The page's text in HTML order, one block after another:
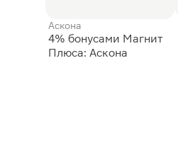
Аскона
4% бонусами Магнит
Плюса: Аскона